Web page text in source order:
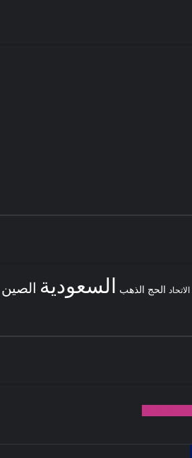
الاتحاد الحج الذهب السعودية الصين